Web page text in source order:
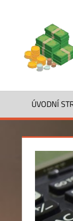
ÚVODNÍ